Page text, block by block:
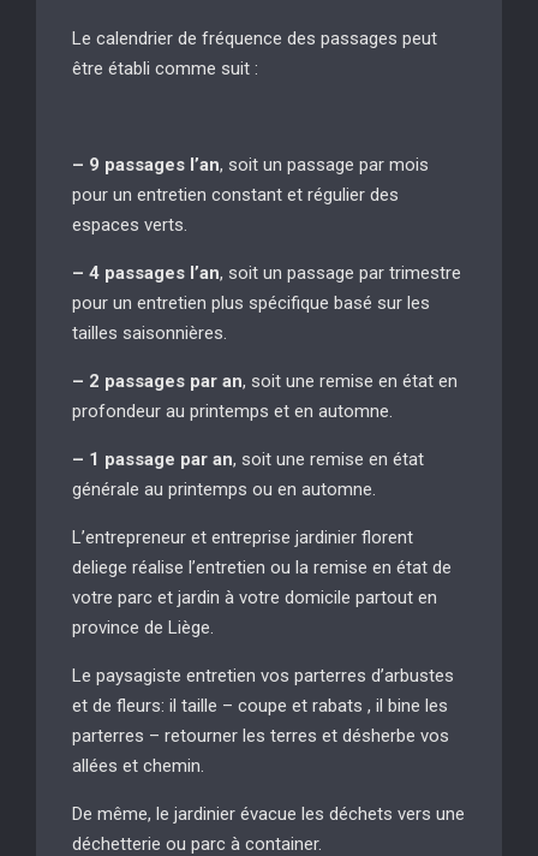
Le calendrier de fréquence des passages peut
être établi comme suit :
– 9 passages l’an, soit un passage par mois
pour un entretien constant et régulier des
espaces verts.
– 4 passages l’an, soit un passage par trimestre
pour un entretien plus spécifique basé sur les
tailles saisonnières.
– 2 passages par an, soit une remise en état en
profondeur au printemps et en automne.
– 1 passage par an, soit une remise en état
générale au printemps ou en automne.
L’entrepreneur et entreprise jardinier florent
deliege réalise l’entretien ou la remise en état de
votre parc et jardin à votre domicile partout en
province de Liège.
Le paysagiste entretien vos parterres d’arbustes
et de fleurs: il taille – coupe et rabats , il bine les
parterres – retourner les terres et désherbe vos
allées et chemin.
De même, le jardinier évacue les déchets vers une
déchetterie ou parc à container.